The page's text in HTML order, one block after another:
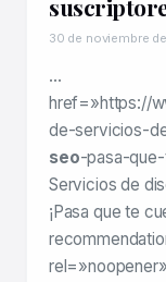
30 de noviembre
…
href=»https://
de-servicios-
seo-pasa-
Servicios de
¡Pasa que te